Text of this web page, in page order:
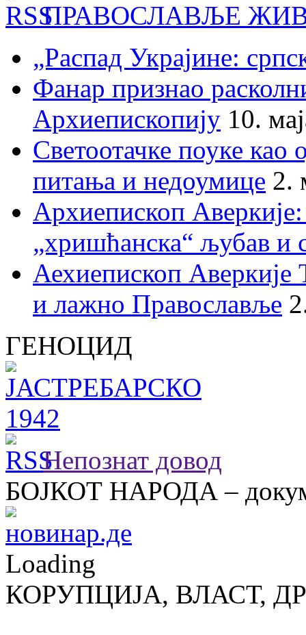
ПРАВОСЛАВЉЕ
„Распад Украјине:
Фанар признао
Архиепископију 10.
Светоотачке поуке као
питања и недоумице 2.
Архиепископ
„хришћанска“ љубав и
Аехиепископ
и лажно Православље
ГЕНОЦИД
Непознат довод
БОЈКОТ НАРОДА –
Loading
КОРУПЦИЈА, ВЛАСТ,